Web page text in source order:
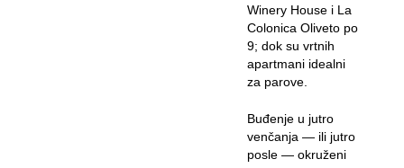
Winery House i La
Colonica Oliveto po
9; dok su vrtnih
apartmani idealni
za parove.
Buđenje u jutro
venčanja — ili jutro
posle — okruženi